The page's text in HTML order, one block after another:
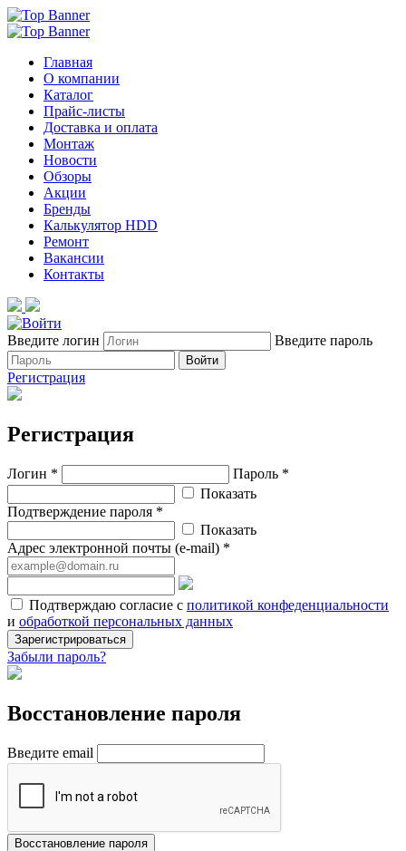
Главная
О компании
Каталог
Прайс-листы
Доставка и оплата
Монтаж
Новости
Обзоры
Акции
Бренды
Калькулятор HDD
Ремонт
Вакансии
Контакты
Введите логин Введите пароль
Войти
Регистрация
Регистрация
Логин *
Пароль *
Показать
Подтверждение пароля *
Показать
Адрес электронной почты (e-mail) *
Подтверждаю согласие с политикой конфеденциальности
и обработкой персональных данных
Зарегистрироваться
Забыли пароль?
Восстановление пароля
Введите email
Восстановление пароля